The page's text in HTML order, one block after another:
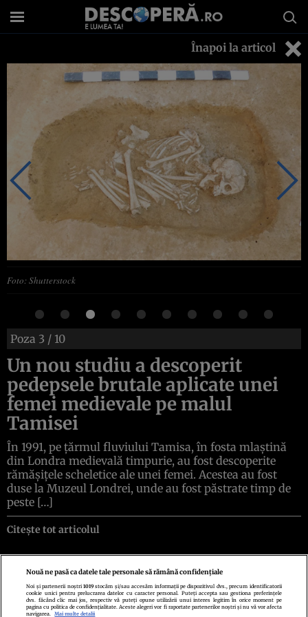
Înapoi la articol
Foto: Shutterstock
Poza 3 / 10
Un nou studiu a descoperit
pedepsele brutale aplicate unei
femei medievale pe malul
Tamisei
În 1991, pe țărmul fluviului Tamisa, în fosta mlaștină
din Londra medievală timpurie, au fost descoperite
rămășițele scheletice ale unei femei. Acestea au fost
duse la Muzeul Londrei, unde au fost păstrate timp de
peste […]
Citește tot articolul
Politica de confidenţialitatePolitica de cookiesTermeni şi condiţii
Echipa redacționalăContactSetări Cookies
Nouă ne pasă ca datele tale personale să rămână confidențiale
Noi și partenerii noștri1019 stocăm și/sau accesăm informații pe dispozitivul dvs., precum identificatorii
cookie unici pentru prelucrarea datelor cu caracter personal. Puteți accepta sau gestiona preferințele
dvs. făcând clic mai jos, respectiv vă puteți opune utilizării unui interes legitim în orice moment pe
pagina cu politica de confidențialitate. Aceste alegeri vor fi raportate partenerilor noștri și nu vă vor afecta
navigarea.
Mai multe detalii